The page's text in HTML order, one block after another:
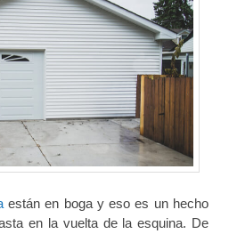
están en boga y eso es un hecho
en la vuelta de la esquina. De